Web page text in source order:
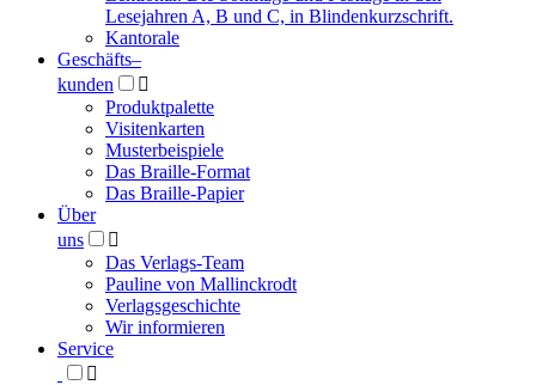
Lesejahren A, B und C, in Blindenkurzschrift.
Kantorale
Geschäfts­–
kunden

Produktpalette
Visitenkarten
Musterbeispiele
Das Braille-Format
Das Braille-Papier
Über
uns

Das Verlags-Team
Pauline von Mallinckrodt
Verlagsgeschichte
Wir informieren
Service
